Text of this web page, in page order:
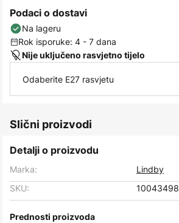
Podaci o dostavi
Na lageru
Rok isporuke: 4 - 7 dana
Nije uključeno rasvjetno tijelo
Odaberite E27 rasvjetu
Slični proizvodi
Detalji o proizvodu
Marka:
Lindby
SKU:
10043498
Prednosti proizvoda